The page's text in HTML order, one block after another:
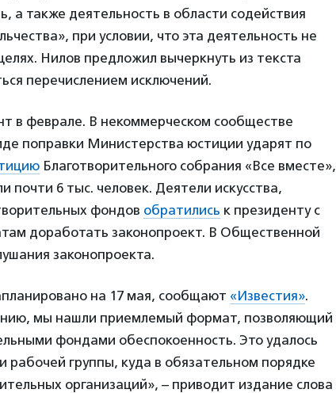
а также деятельность в области содействия
при условии, что эта деятельность не
Нилов предложил вычеркнуть из текста
перечислением исключений.
в феврале. В некоммерческом сообществе
поправки Министерства юстиции ударят по
Благотворительного собрания «Все вместе»,
почти 6 тыс. человек. Деятели искусства,
фондов обратились к президенту с
доработать законопроект. В Общественной
законопроекта.
на 17 мая, сообщают «Известия».
мы нашли приемлемый формат, позволяющий
фондами обеспокоенность. Это удалось
рабочей группы, куда в обязательном порядке
организаций», – приводит издание слова